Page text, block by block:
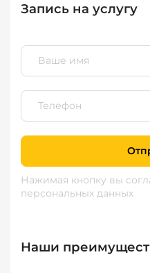
Запись на услугу
Нажимая кнопку вы
персональных данных
Наши